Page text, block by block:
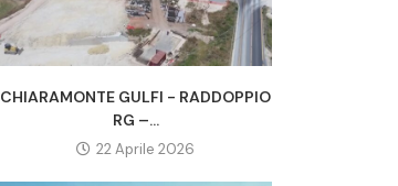
CHIARAMONTE GULFI - RADDOPPIO
RG –...
22 Aprile 2026